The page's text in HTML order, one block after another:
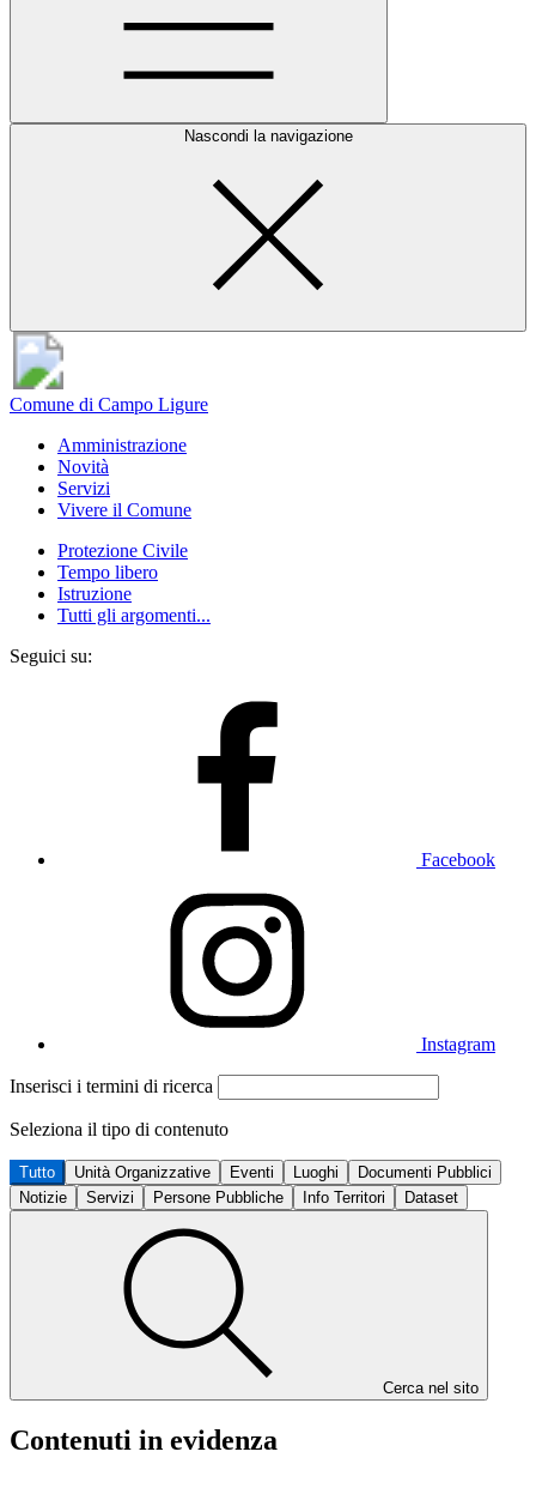
Nascondi la navigazione
Comune di Campo Ligure
Amministrazione
Novità
Servizi
Vivere il Comune
Protezione Civile
Tempo libero
Istruzione
Tutti gli argomenti...
Seguici su:
Facebook
Instagram
Inserisci i termini di ricerca
Seleziona il tipo di contenuto
Tutto Unità Organizzative Eventi Luoghi
Documenti Pubblici
Notizie
Servizi Persone Pubbliche Info Territori Dataset
Cerca nel sito
Contenuti in evidenza